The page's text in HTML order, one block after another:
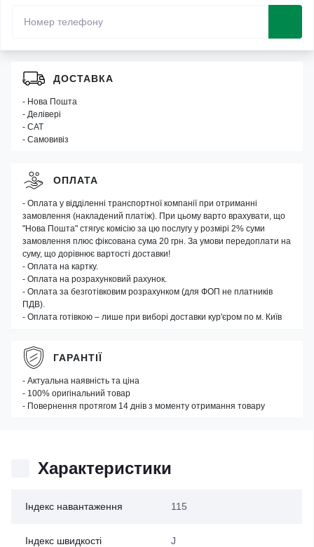
Характеристики
Індекс навантаження 115
Індекс швидкості J
ДОСТАВКА
- Нова Пошта
- Делівері
- САТ
- Самовивіз
ОПЛАТА
- Оплата у відділенні транспортної компанії при отриманні
замовлення (накладений платіж). При цьому варто врахувати, що
"Нова Пошта" стягує комісію за цю послугу у розмірі 2% суми
замовлення плюс фіксована сума 20 грн. За умови передоплати на
суму, що дорівнює вартості доставки!
- Оплата на картку.
- Оплата на розрахунковий рахунок.
- Оплата за безготівковим розрахунком (для ФОП не платників
ПДВ).
- Оплата готівкою – лише при виборі доставки кур'єром по м. Київ
ГАРАНТІЇ
- Актуальна наявність та ціна
- 100% оригінальний товар
- Повернення протягом 14 днів з моменту отримання товару